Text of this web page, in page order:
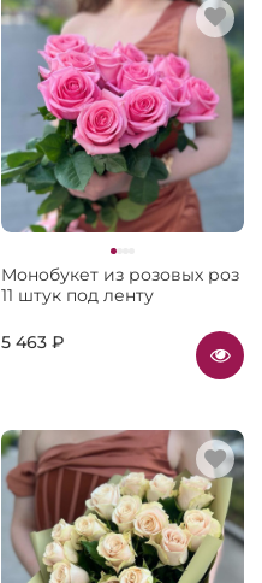
Монобукет из розовых роз
11 штук под ленту
5 463 ₽